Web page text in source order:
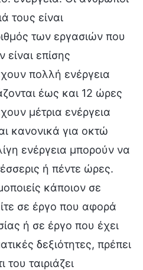
τους είναι
των εργασιών που
επίσης
πολλή ενέργεια
έως και 12 ώρες
μέτρια ενέργεια
κανονικά για οκτώ
ενέργεια μπορούν να
ή πέντε ώρες.
κάποιον σε
σε έργο που αφορά
ή σε έργο που έχει
δεξιότητες, πρέπει
ταιριάζει